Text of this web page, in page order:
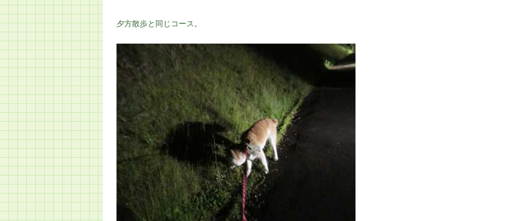
夕方散歩と同じコース。